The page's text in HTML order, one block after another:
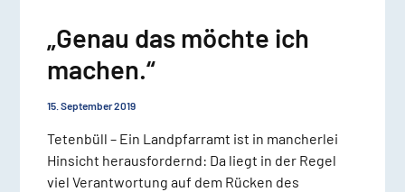
„Genau das möchte ich
machen.“
15. September 2019
Tetenbüll – Ein Landpfarramt ist in mancherlei
Hinsicht herausfordernd: Da liegt in der Regel
viel Verantwortung auf dem Rücken des